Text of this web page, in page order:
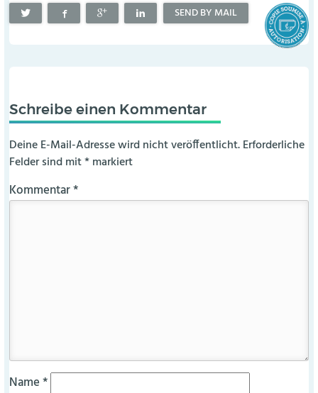
SEND BY MAIL
Schreibe einen Kommentar
Deine E-Mail-Adresse wird nicht veröffentlicht. Erforderliche
Felder sind mit*markiert
Kommentar*
Name*